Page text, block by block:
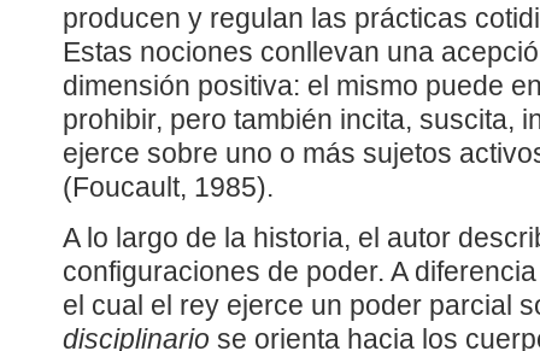
producen y regulan las prácticas
Estas nociones conllevan una
dimensión positiva: el mismo puede
prohibir, pero también incita, suscita,
ejerce sobre uno o más sujetos
(Foucault, 1985).
A lo largo de la historia, el autor
configuraciones de poder. A
el cual el rey ejerce un poder parcial
disciplinario se orienta hacia los